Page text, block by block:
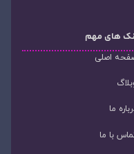
های مهم
اصلی
ما
با ما